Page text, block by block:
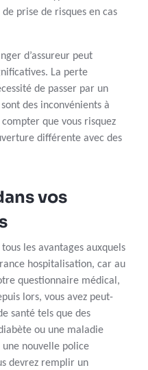
prise de risques en cas
d’assureur peut
La perte
de passer par un
des inconvénients à
que vous risquez
différente avec des
vos
les avantages auxquels
hospitalisation, car au
questionnaire médical,
lors, vous avez peut-
santé tels que des
ou une maladie
nouvelle police
devrez remplir un